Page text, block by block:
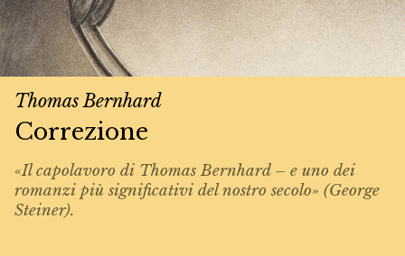
Thomas Bernhard
Correzione
«Il capolavoro di Thomas Bernhard – e uno dei
romanzi più significativi del nostro secolo» (George
Steiner).